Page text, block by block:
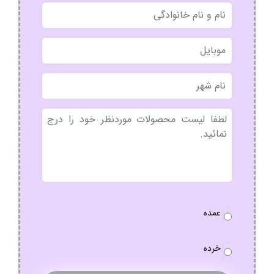
نام
و
نام
خانوادگی
موبایل
نام
شهر
بدون
عنوان
سفارش
عمده
خرده